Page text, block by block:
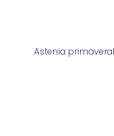
Astenia